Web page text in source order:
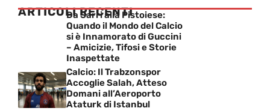
ARTICOLI RECENTI
Da Sarri alla Pistoiese:
Quando il Mondo del Calcio
si è Innamorato di Guccini
– Amicizie, Tifosi e Storie
Inaspettate
Calcio: Il Trabzonspor
Accoglie Salah, Atteso
Domani all’Aeroporto
Ataturk di Istanbul